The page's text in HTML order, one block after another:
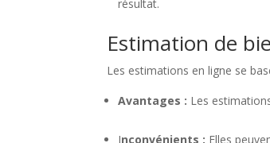
résultat.
Estimation de
Les estimations en ligne se
Avantages : Les
Inconvénients : Elles